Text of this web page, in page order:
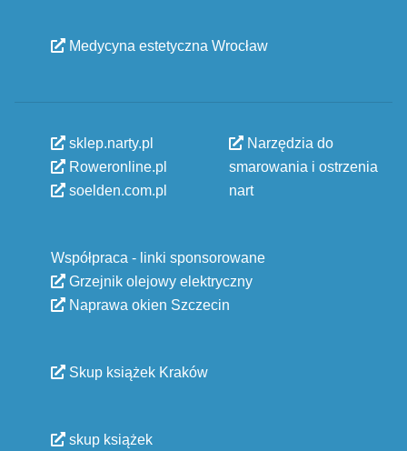
Medycyna estetyczna Wrocław
sklep.narty.pl
Roweronline.pl
soelden.com.pl
Narzędzia do
smarowania i ostrzenia
nart
Współpraca - linki sponsorowane
Grzejnik olejowy elektryczny
Naprawa okien Szczecin
Skup książek Kraków
skup książek